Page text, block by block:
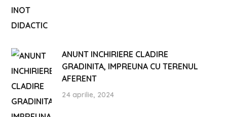
ANUNT INCHIRIERE CLADIRE
GRADINITA, IMPREUNA CU TERENUL
AFERENT
24 aprilie, 2024